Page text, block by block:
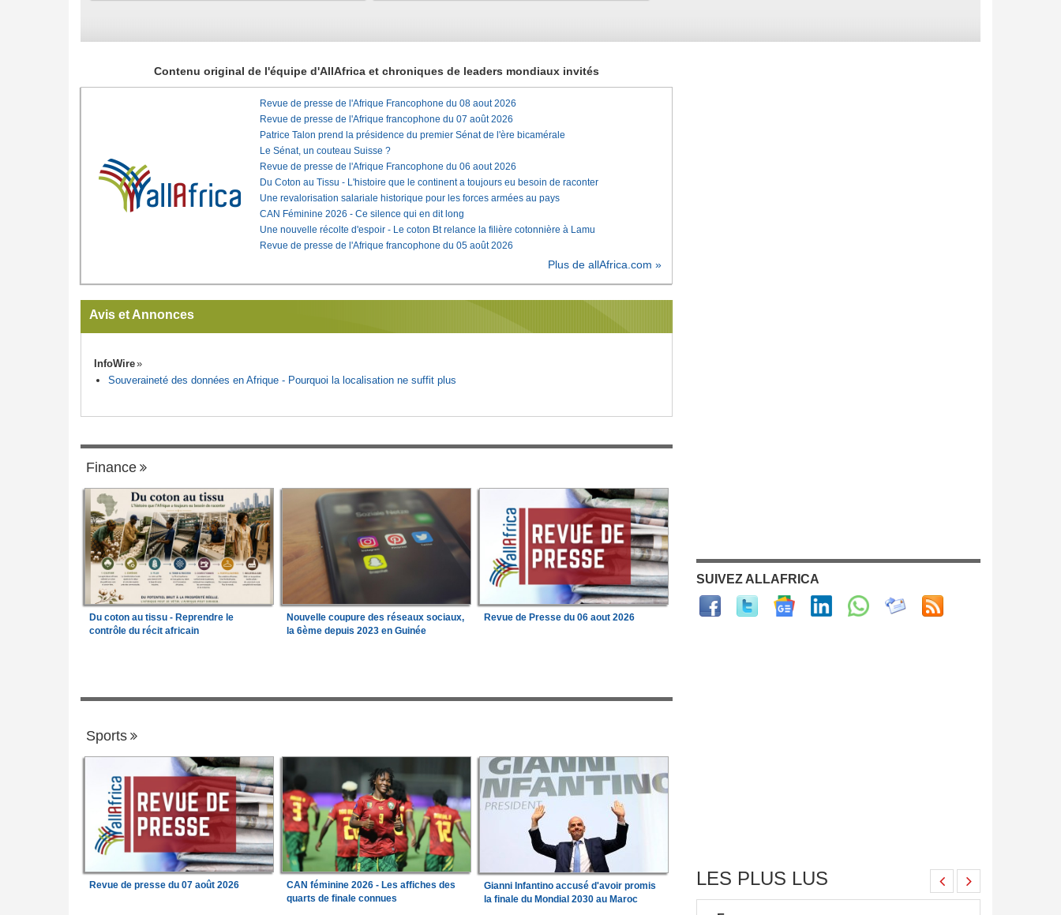
Contenu original de l'équipe d'AllAfrica et chroniques de leaders mondiaux invités
Revue de presse de l'Afrique Francophone du 08 aout 2026
Revue de presse de l'Afrique francophone du 07 août 2026
Patrice Talon prend la présidence du premier Sénat de l'ère bicamérale
Le Sénat, un couteau Suisse ?
Revue de presse de l'Afrique Francophone du 06 aout 2026
Du Coton au Tissu - L'histoire que le continent a toujours eu besoin de raconter
Une revalorisation salariale historique pour les forces armées au pays
CAN Féminine 2026 - Ce silence qui en dit long
Une nouvelle récolte d'espoir - Le coton Bt relance la filière cotonnière à Lamu
Revue de presse de l'Afrique francophone du 05 août 2026
Plus de allAfrica.com »
Avis et Annonces
InfoWire
Souveraineté des données en Afrique - Pourquoi la localisation ne suffit plus
Finance
Du coton au tissu - Reprendre le
contrôle du récit africain
Nouvelle coupure des réseaux sociaux,
la 6ème depuis 2023 en Guinée
Revue de Presse du 06 aout 2026
Sports
Revue de presse du 07 août 2026
CAN féminine 2026 - Les affiches des
quarts de finale connues
Gianni Infantino accusé d'avoir promis
la finale du Mondial 2030 au Maroc
SUIVEZ ALLAFRICA
LES PLUS LUS